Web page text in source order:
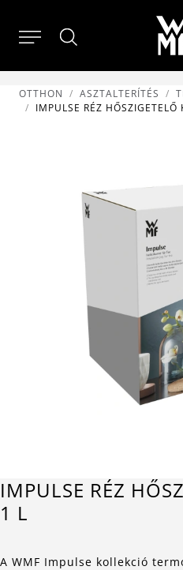
OTTHON ASZTALTERÍTÉS
IMPULSE RÉZ HŐSZIGETELŐ
IMPULSE RÉZ
1 L
A WMF Impulse kollekció